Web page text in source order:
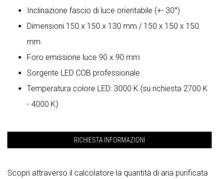
Inclinazione fascio di luce orientabile (+- 30°)
Dimensioni 150 x 150 x 130 mm / 150 x 150 x 150
mm
Foro emissione luce 90 x 90 mm
Sorgente LED COB professionale
Temperatura colore LED: 3000 K (su richiesta 2700 K
- 4000 K)
RICHIESTA INFORMAZIONI
Scopri attraverso il calcolatore la quantità di aria purificata